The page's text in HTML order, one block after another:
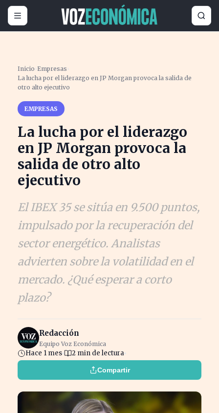
Inicio ›Empresas ›
La lucha por el liderazgo en JP Morgan provoca la salida de
otro alto ejecutivo
EMPRESAS
La lucha por el liderazgo
en JP Morgan provoca la
salida de otro alto
ejecutivo
El IBEX 35 se sitúa en 9.500 puntos,
impulsado por la recuperación del
sector energético. Analistas
advierten sobre la volatilidad en el
mercado. ¿Qué esperar a corto
plazo?
Redacción
Equipo Voz Económica
Hace 1 mes 2 min de lectura
Compartir